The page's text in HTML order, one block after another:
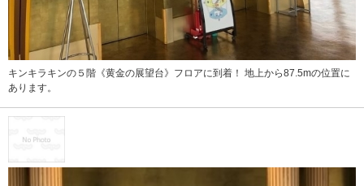
キンキラキンの５階《黄金の展望台》フロアに到着！ 地上から87.5mの位置に
あります。